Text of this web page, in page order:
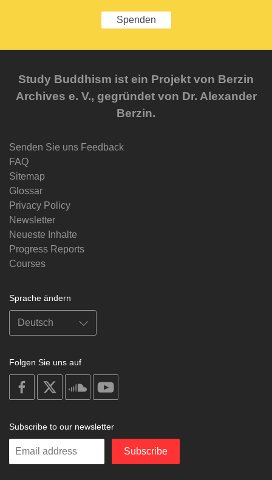
Spenden
Study Buddhism ist ein Projekt von Berzin
Archives e. V., gegründet von Dr. Alexander
Berzin.
Senden Sie uns Feedback
FAQ
Sitemap
Glossar
Privacy Policy
Newsletter
Neueste Inhalte
Progress Reports
Courses
Sprache ändern
Folgen Sie uns auf
on
facebook
soundcloud
Subscribe to our newsletter
Enter
Subscribe